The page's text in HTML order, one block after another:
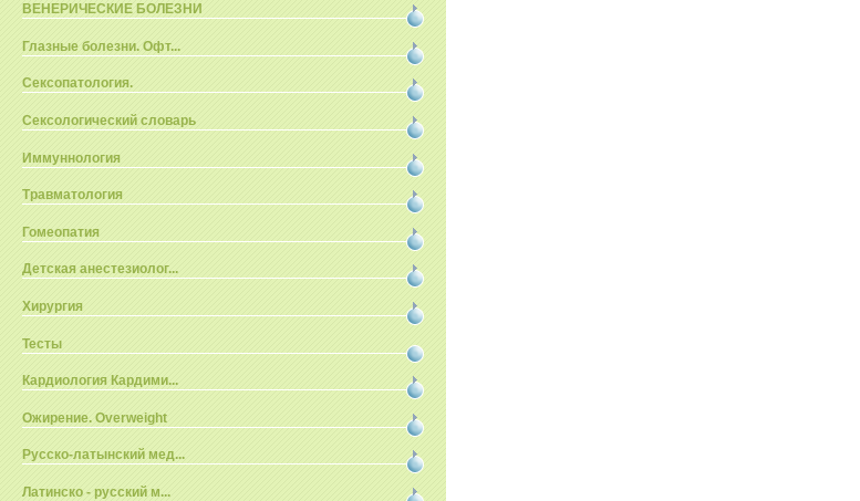
ВЕНЕРИЧЕСКИЕ БОЛЕЗНИ
Глазные болезни. Офт...
Сексопатология.
Сексологический словарь
Иммуннология
Травматология
Гомеопатия
Детская анестезиолог...
Хирургия
Тесты
Кардиология Кардими...
Ожирение. Overweight
Русско-латынский мед...
Латинско - русский м...